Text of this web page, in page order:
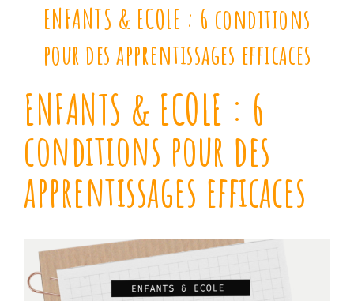
ENFANTS & ECOLE : 6 conditions
pour des apprentissages efficaces
ENFANTS & ECOLE : 6
conditions pour des
apprentissages efficaces